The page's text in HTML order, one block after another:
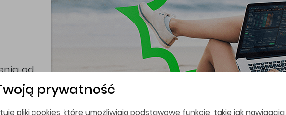
prywatność
pliki cookies, które umożliwiają podstawowe funkcje, takie jak nawigacja,